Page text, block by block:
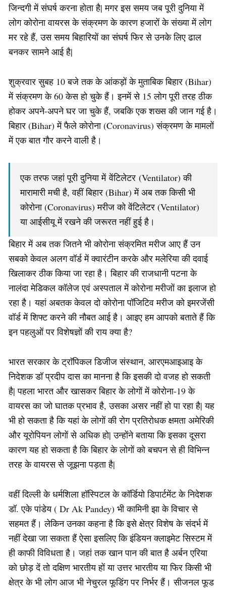
जिन्दगी में संघर्ष करना होता है| मगर इस समय जब पूरी दुनिया में
लोग कोरोना वायरस के संक्रमण के कारण हजारों के संख्या में लोग
मर रहे हैं, उस समय बिहारियों का संघर्ष फिर से उनके लिए ढाल
बनकर सामने आई है|
शुक्रवार सुबह 10 बजे तक के आंकड़ों के मुताबिक बिहार (Bihar)
में संक्रमण के 60 केस हो चुके हैं। इनमें से 15 लोग पूरी तरह ठीक
होकर अपने-अपने घर जा चुके हैं, जबकि एक शख्स की जान गई है।
बिहार (Bihar) में फैले कोरोना (Coronavirus) संक्रमण के मामलों
में एक बात गौर करने वाली है।
एक तरफ जहां पूरी दुनिया में वेंटिलेटर (Ventilator) की
मारामारी मची है, वहीं बिहार (Bihar) में अब तक किसी भी
कोरोना (Coronavirus) मरीज को वेंटिलेटर (Ventilator)
या आईसीयू में रखने की जरूरत नहीं हुई है।
बिहार में अब तक जितने भी कोरोना संक्रमित मरीज आए हैं उन
सबको केवल अलग वॉर्ड में क्वारंटीन करके और मलेरिया की दवाई
खिलाकर ठीक किया जा रहा है। बिहार की राजधानी पटना के
नालंदा मेडिकल कॉलेज एवं अस्पताल में कोरोना मरीजों का इलाज हो
रहा है। यहां अबतक केवल दो कोरोना पॉजिटिव मरीज को इमरजेंसी
वॉर्ड में शिफ्ट करने की नौबत आई है। आइए हम आपको बताते हैं कि
इन पहलुओं पर विशेषज्ञों की राय क्या है?
भारत सरकार के ट्राॅपिकल डिजीज संस्थान, आरएमआइआइ के
निदेशक डॉ प्रदीप दास का मानना है कि इसकी दो वजह हो सकती
है| पहला भारत और खासकर बिहार के लोगों में कोरोना-19 के
वायरस का जो घातक प्रभाव है, उसका असर नहीं हो पा रहा है| यह
भी हो सकता है कि यहां के लोगों की रोग प्रतिरोधक क्षमता अमेरिकी
और यूरोपियन लोगों से अधिक हो| उन्होंने बताया कि इसका दूसरा
कारण यह हो सकता है कि बिहार के लोगों को बचपन से ही विभिन्न
तरह के वायरस से जूझना पड़ता है|
वहीं दिल्ली के धर्मशिला हॉस्पिटल के कॉर्डियो डिपार्टमेंट के निदेशक
डॉ. एके पांडेय ( Dr Ak Pandey) भी कामिनी झा के विचार से
सहमत हैं। लेकिन उनका कहना है कि इसे क्षेत्र विशेष के संदर्भ में
नहीं देखा जा सकता हैं ऐसा इसलिए कि इंडियन क्लाइमेट सिस्टम में
ही काफी विविधता है। जहां तक खान पान की बात है अर्बन एरिया
को छोड़ दें तो दक्षिण भारतीय हों या उत्तर भारतीय या फिर किसी भी
क्षेत्र के भी लोग आज भी नेचुरल फूडिंग पर निर्भर हैं। सीजनल फूड